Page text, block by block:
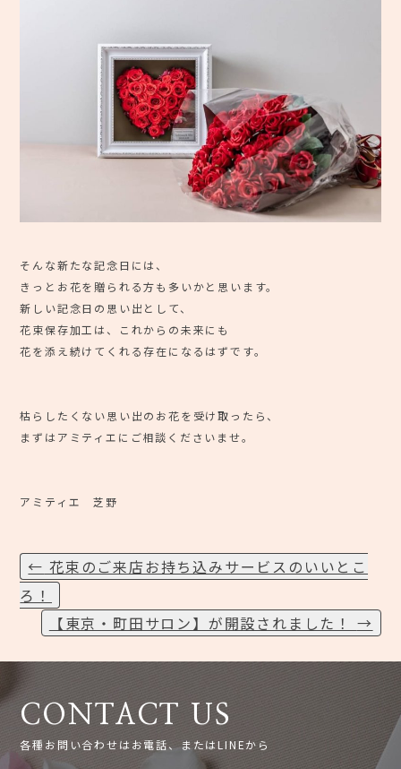
そんな新たな記念日には、
きっとお花を贈られる方も多いかと思います。
新しい記念日の思い出として、
花束保存加工は、これからの未来にも
花を添え続けてくれる存在になるはずです。
枯らしたくない思い出のお花を受け取ったら、
まずはアミティエにご相談くださいませ。
アミティエ 芝野
投
稿
ナ
ビ
← 花束のご来店お持ち込みサービスのいいとこ
ろ！
【東京・町田サロン】が開設されました！ →
CONTACT US
各種お問い合わせはお電話、またはLINEから